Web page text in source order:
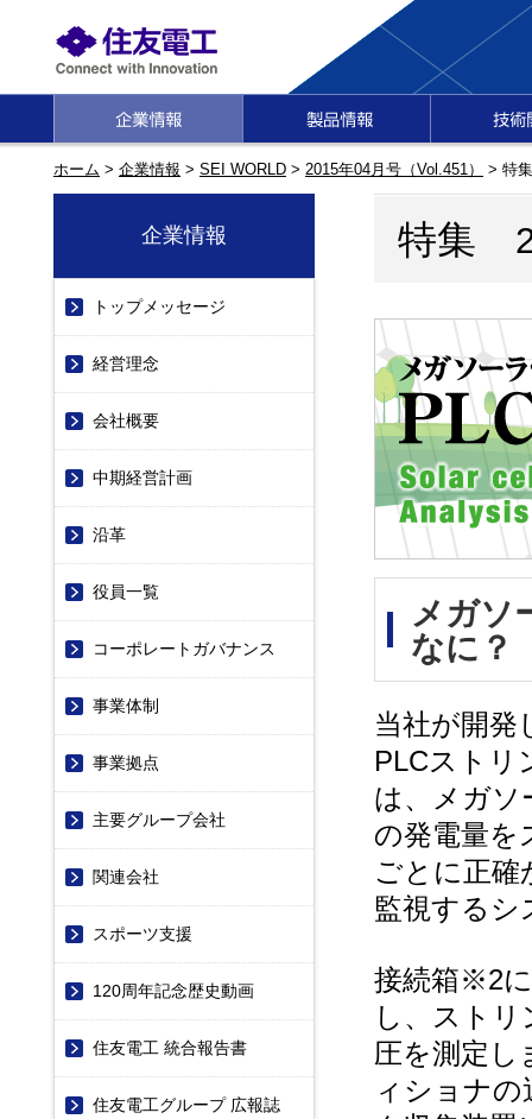
ホーム > 企業情報 > SEI WORLD > 2015年04月号（Vol.451） > 特集
特集
メガソ
なに？
当社が開発
PLCストリ
は、メガソ
の発電量
ごとに正
監視するシ
接続箱※2
し、スト
圧を測定し
ィショナ
企業情報
トップメッセージ
経営理念
会社概要
中期経営計画
沿革
役員一覧
コーポレートガバナンス
事業体制
事業拠点
主要グループ会社
関連会社
スポーツ支援
120周年記念歴史動画
住友電工 統合報告書
住友電工グループ 広報誌